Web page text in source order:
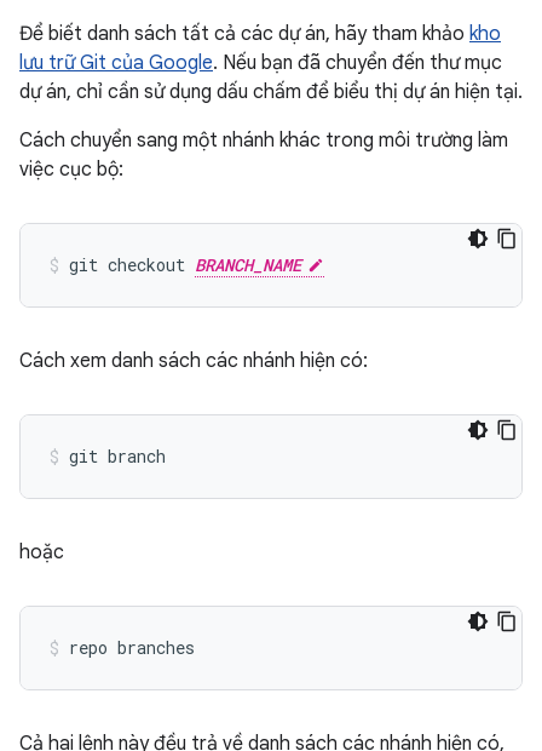
Để biết danh sách tất cả các dự án, hãy tham khảo kho
lưu trữ Git của Google. Nếu bạn đã chuyển đến thư mục
dự án, chỉ cần sử dụng dấu chấm để biểu thị dự án hiện tại.
Cách chuyển sang một nhánh khác trong môi trường làm
việc cục bộ:
git checkout BRANCH_NAME
Cách xem danh sách các nhánh hiện có:
hoặc
Cả hai lệnh này đều trả về danh sách các nhánh hiện có,